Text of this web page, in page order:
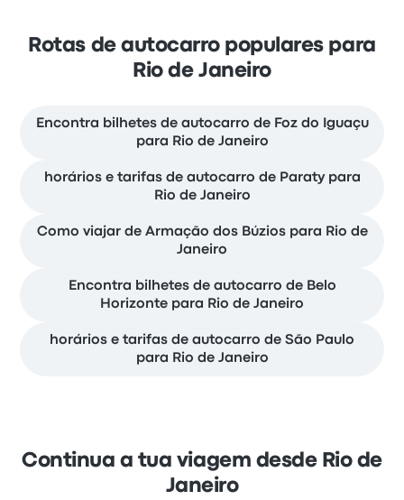
Rotas de autocarro populares para
Rio de Janeiro
Encontra bilhetes de autocarro de Foz do Iguaçu
para Rio de Janeiro
horários e tarifas de autocarro de Paraty para
Rio de Janeiro
Como viajar de Armação dos Búzios para Rio de
Janeiro
Encontra bilhetes de autocarro de Belo
Horizonte para Rio de Janeiro
horários e tarifas de autocarro de São Paulo
para Rio de Janeiro
Continua a tua viagem desde Rio de
Janeiro